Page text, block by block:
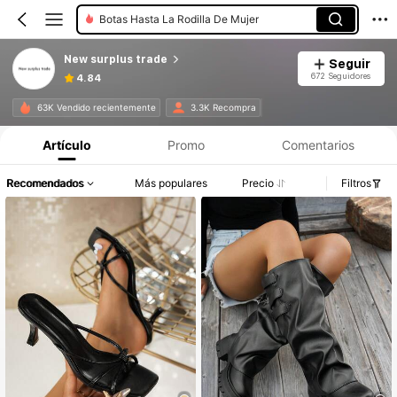
Botas Hasta La Rodilla De Mujer
New surplus trade
4.84
Seguir
672 Seguidores
63K Vendido recientemente 3.3K Recompra
Artículo Promo Comentarios
Recomendados Más populares Precio Filtros